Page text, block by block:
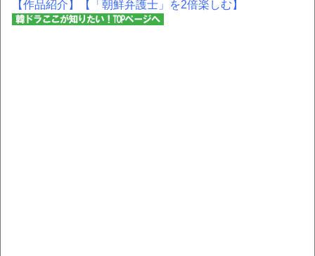
【作品紹介】 【「朝鮮弁護士」を2倍楽しむ】